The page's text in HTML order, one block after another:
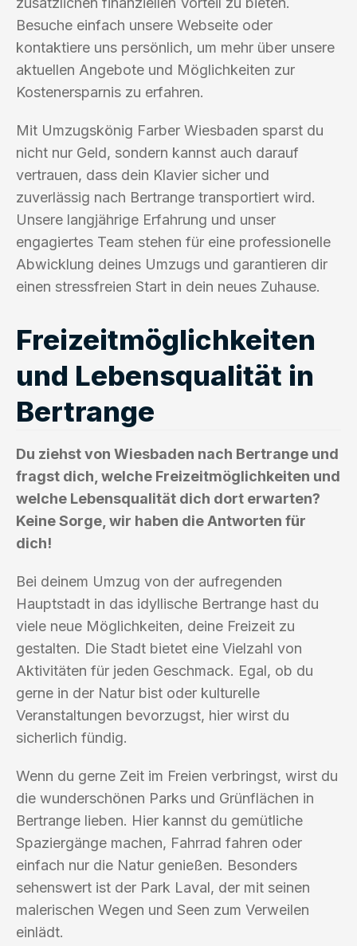
Besuche einfach unsere Webseite oder
kontaktiere uns persönlich, um mehr über unsere
aktuellen Angebote und Möglichkeiten zur
Kostenersparnis zu erfahren.
Mit Umzugskönig Farber Wiesbaden sparst du
nicht nur Geld, sondern kannst auch darauf
vertrauen, dass dein Klavier sicher und
zuverlässig nach Bertrange transportiert wird.
Unsere langjährige Erfahrung und unser
engagiertes Team stehen für eine professionelle
Abwicklung deines Umzugs und garantieren dir
einen stressfreien Start in dein neues Zuhause.
Freizeitmöglichkeiten
und Lebensqualität in
Bertrange
Du ziehst von Wiesbaden nach Bertrange und
fragst dich, welche Freizeitmöglichkeiten und
welche Lebensqualität dich dort erwarten?
Keine Sorge, wir haben die Antworten für
dich!
Bei deinem Umzug von der aufregenden
Hauptstadt in das idyllische Bertrange hast du
viele neue Möglichkeiten, deine Freizeit zu
gestalten. Die Stadt bietet eine Vielzahl von
Aktivitäten für jeden Geschmack. Egal, ob du
gerne in der Natur bist oder kulturelle
Veranstaltungen bevorzugst, hier wirst du
sicherlich fündig.
Wenn du gerne Zeit im Freien verbringst, wirst du
die wunderschönen Parks und Grünflächen in
Bertrange lieben. Hier kannst du gemütliche
Spaziergänge machen, Fahrrad fahren oder
einfach nur die Natur genießen. Besonders
sehenswert ist der Park Laval, der mit seinen
malerischen Wegen und Seen zum Verweilen
einlädt.